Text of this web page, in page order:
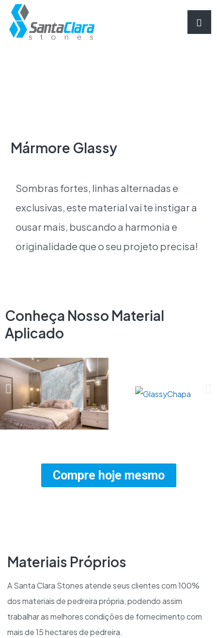
Mármore Glassy
Sombras fortes, linhas alternadas e
exclusivas, este material vai te instigar a
ousar mais, buscando a harmonia e
originalidade que o seu projeto precisa!
Conheça Nosso Material
Aplicado
Compre hoje mesmo
Materiais Próprios
A Santa Clara Stones atende seus clientes com 100%
dos materiais de pedreira própria, podendo assim
trabalhar as melhores condições de fornecimento com
mais de 15 hectares de pedreira.